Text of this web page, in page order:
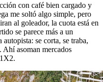
con café bien cargado y
me soltó algo simple, pero
al goleador, la cuota está en
se parece más a un
se corta, se traba,
Ahí asoman mercados